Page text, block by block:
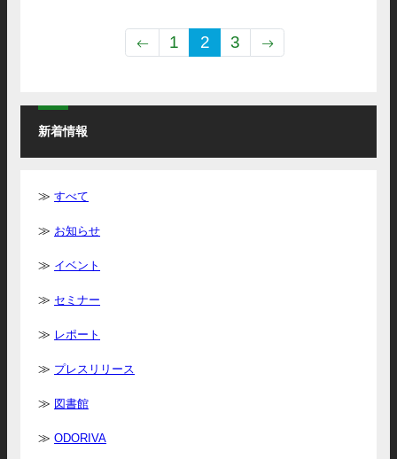
1 2 3
新着情報
すべて
お知らせ
イベント
セミナー
レポート
プレスリリース
図書館
ODORIVA